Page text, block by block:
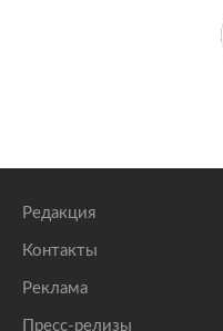
Редакция
Контакты
Реклама
Пресс-релизы